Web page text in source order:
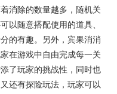
消除的数量越多，随机关
以随意搭配使用的道具、
的有趣。另外，宾果消消
在游戏中自由完成每一关
了玩家的挑战性，同时也
还有探险玩法，玩家可以